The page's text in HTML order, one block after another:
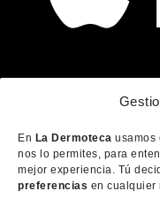
En La Dermoteca usamos
nos lo permites, para
mejor experiencia. Tú
preferencias en cualquier